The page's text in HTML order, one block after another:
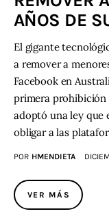
AÑOS DE
El gigante
a remover a
Facebook en
primera prohibición
adoptó una ley que
obligar a las
POR HMENDIETA
VER MÁS